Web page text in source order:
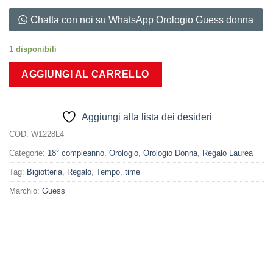
Chatta con noi su WhatsApp Orologio Guess donna
1 disponibili
AGGIUNGI AL CARRELLO
Aggiungi alla lista dei desideri
COD: W1228L4
Categorie: 18° compleanno Orologio Orologio Donna Regalo Laurea
Tag: Bigiotteria Regalo Tempo time
Marchio: Guess